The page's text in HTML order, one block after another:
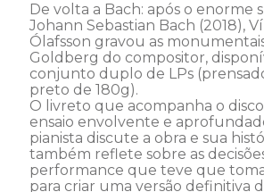
De volta a Bach: após o enorme
Johann Sebastian Bach (2018),
Ólafsson gravou as
Goldberg do compositor,
conjunto duplo de LPs
preto de 180g).
O livreto que acompanha o
ensaio envolvente e
pianista discute a obra e sua
também reflete sobre as
performance que teve que
para criar uma versão definitiva